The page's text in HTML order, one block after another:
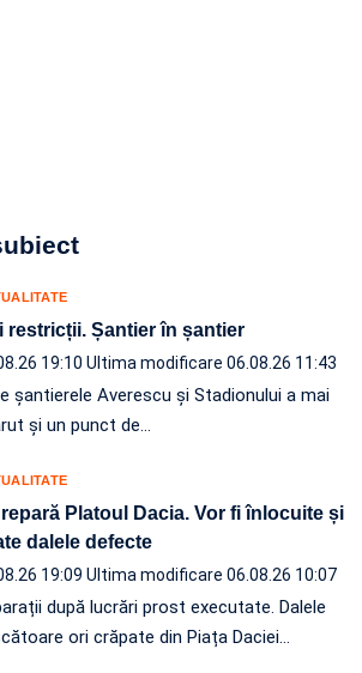
restricții. Șantier în șantier
19:10 Ultima modificare 06.08.26 11:43
șantierele Averescu și Stadionului a mai
și un punct de…
Platoul Dacia. Vor fi înlocuite și
dalele defecte
19:09 Ultima modificare 06.08.26 10:07
după lucrări prost executate. Dalele
ori crăpate din Piața Daciei…